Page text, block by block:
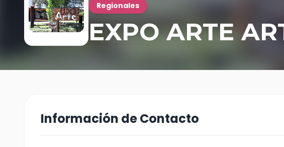
Regionales
EXPO ARTE
Información de Contacto